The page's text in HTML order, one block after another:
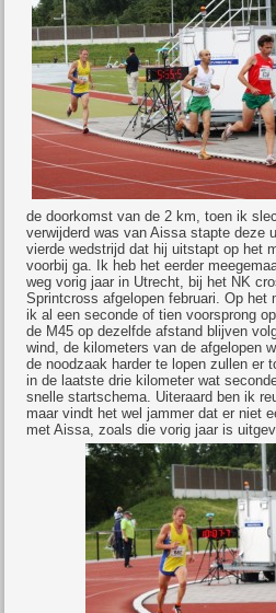
de doorkomst van de 2 km, toen ik
verwijderd was van Aissa stapte deze
vierde wedstrijd dat hij uitstapt op het
voorbij ga. Ik heb het eerder
weg vorig jaar in Utrecht, bij het NK
Sprintcross afgelopen februari. Op het
ik al een seconde of tien voorsprong
de M45 op dezelfde afstand blijven
wind, de kilometers van de afgelopen
de noodzaak harder te lopen zullen er
in de laatste drie kilometer wat
snelle startschema. Uiteraard ben ik
maar vindt het wel jammer dat er niet
met Aissa, zoals die vorig jaar is